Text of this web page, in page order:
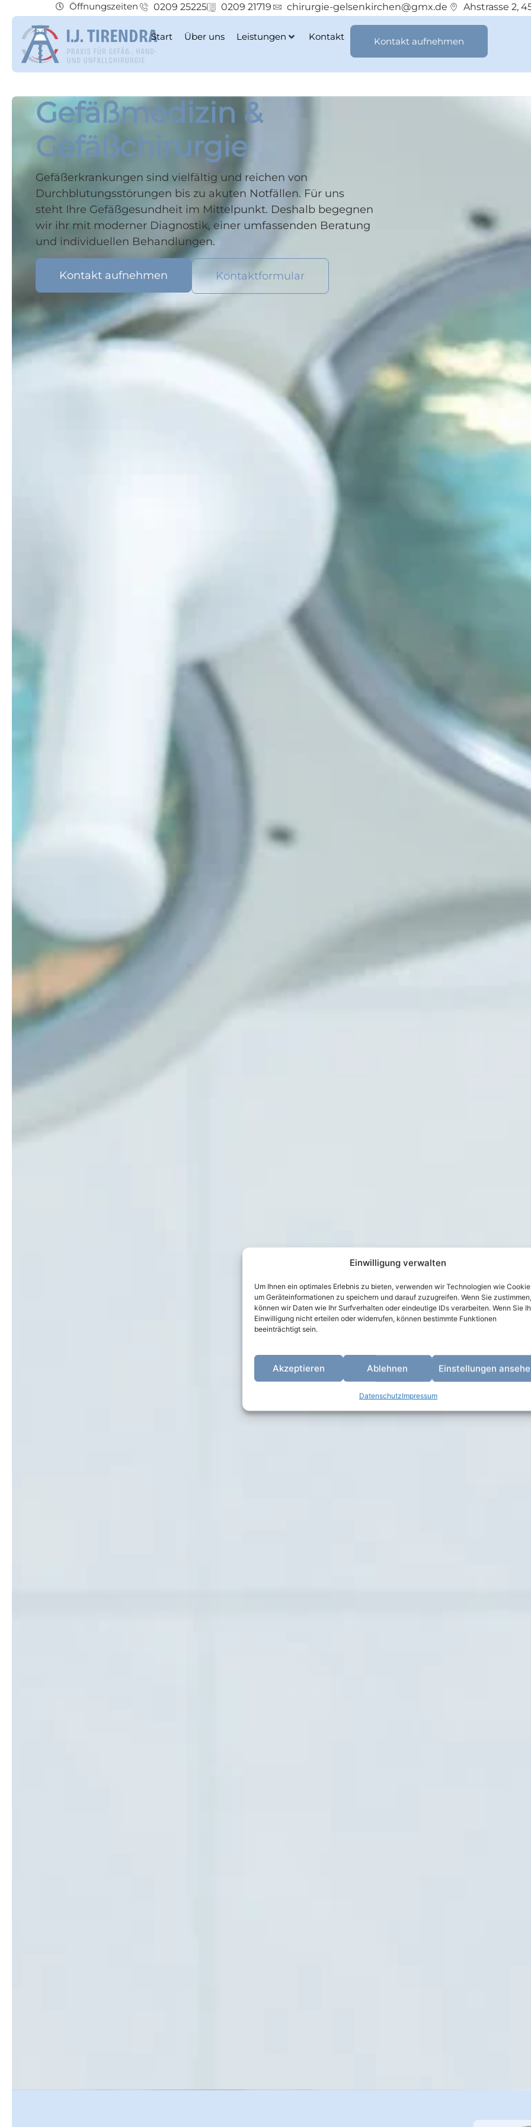
Einwilligung verwalten
Um Ihnen ein optimales Erlebnis zu bieten, verwenden wir Technologien wie
um Geräteinformationen zu speichern und darauf zuzugreifen. Wenn Sie zustimmen,
können wir Daten wie Ihr Surfverhalten oder eindeutige IDs verarbeiten. Wenn Sie
Einwilligung nicht erteilen oder widerrufen, können bestimmte Funktionen
beeinträchtigt sein.
Akzeptieren Ablehnen Einstellungen
DatenschutzImpressum
Öffnungszeiten 0209 25225 0209 21719 chirurgie-gelsenkirchen@gmx.de Ahstrasse 2,
Start Über uns Leistungen Kontakt Kontakt aufnehmen
Gefäßmedizin &
Gefäßchirurgie
Gefäßerkrankungen sind vielfältig und reichen von
Durchblutungsstörungen bis zu akuten Notfällen. Für uns
steht Ihre Gefäßgesundheit im Mittelpunkt. Deshalb begegnen
wir ihr mit moderner Diagnostik, einer umfassenden Beratung
und individuellen Behandlungen.
Kontakt aufnehmen Kontaktformular